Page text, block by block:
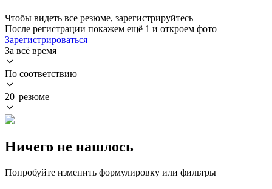
Чтобы видеть все резюме, зарегистрируйтесь
После регистрации покажем ещё 1 и откроем фото
Зарегистрироваться
За всё время
По соответствию
20 резюме
Ничего не нашлось
Попробуйте изменить формулировку или фильтры